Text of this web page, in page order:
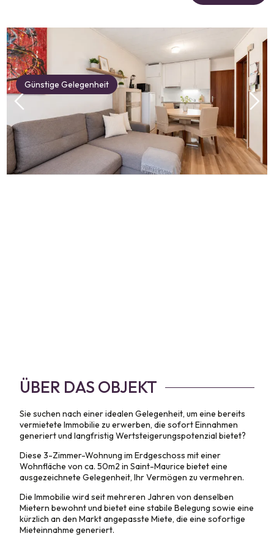
Günstige Gelegenheit
ÜBER DAS OBJEKT
Sie suchen nach einer idealen Gelegenheit, um eine bereits
vermietete Immobilie zu erwerben, die sofort Einnahmen
generiert und langfristig Wertsteigerungspotenzial bietet?
Diese 3-Zimmer-Wohnung im Erdgeschoss mit einer
Wohnfläche von ca. 50m2 in Saint-Maurice bietet eine
ausgezeichnete Gelegenheit, Ihr Vermögen zu vermehren.
Die Immobilie wird seit mehreren Jahren von denselben
Mietern bewohnt und bietet eine stabile Belegung sowie eine
kürzlich an den Markt angepasste Miete, die eine sofortige
Mieteinnahme generiert.